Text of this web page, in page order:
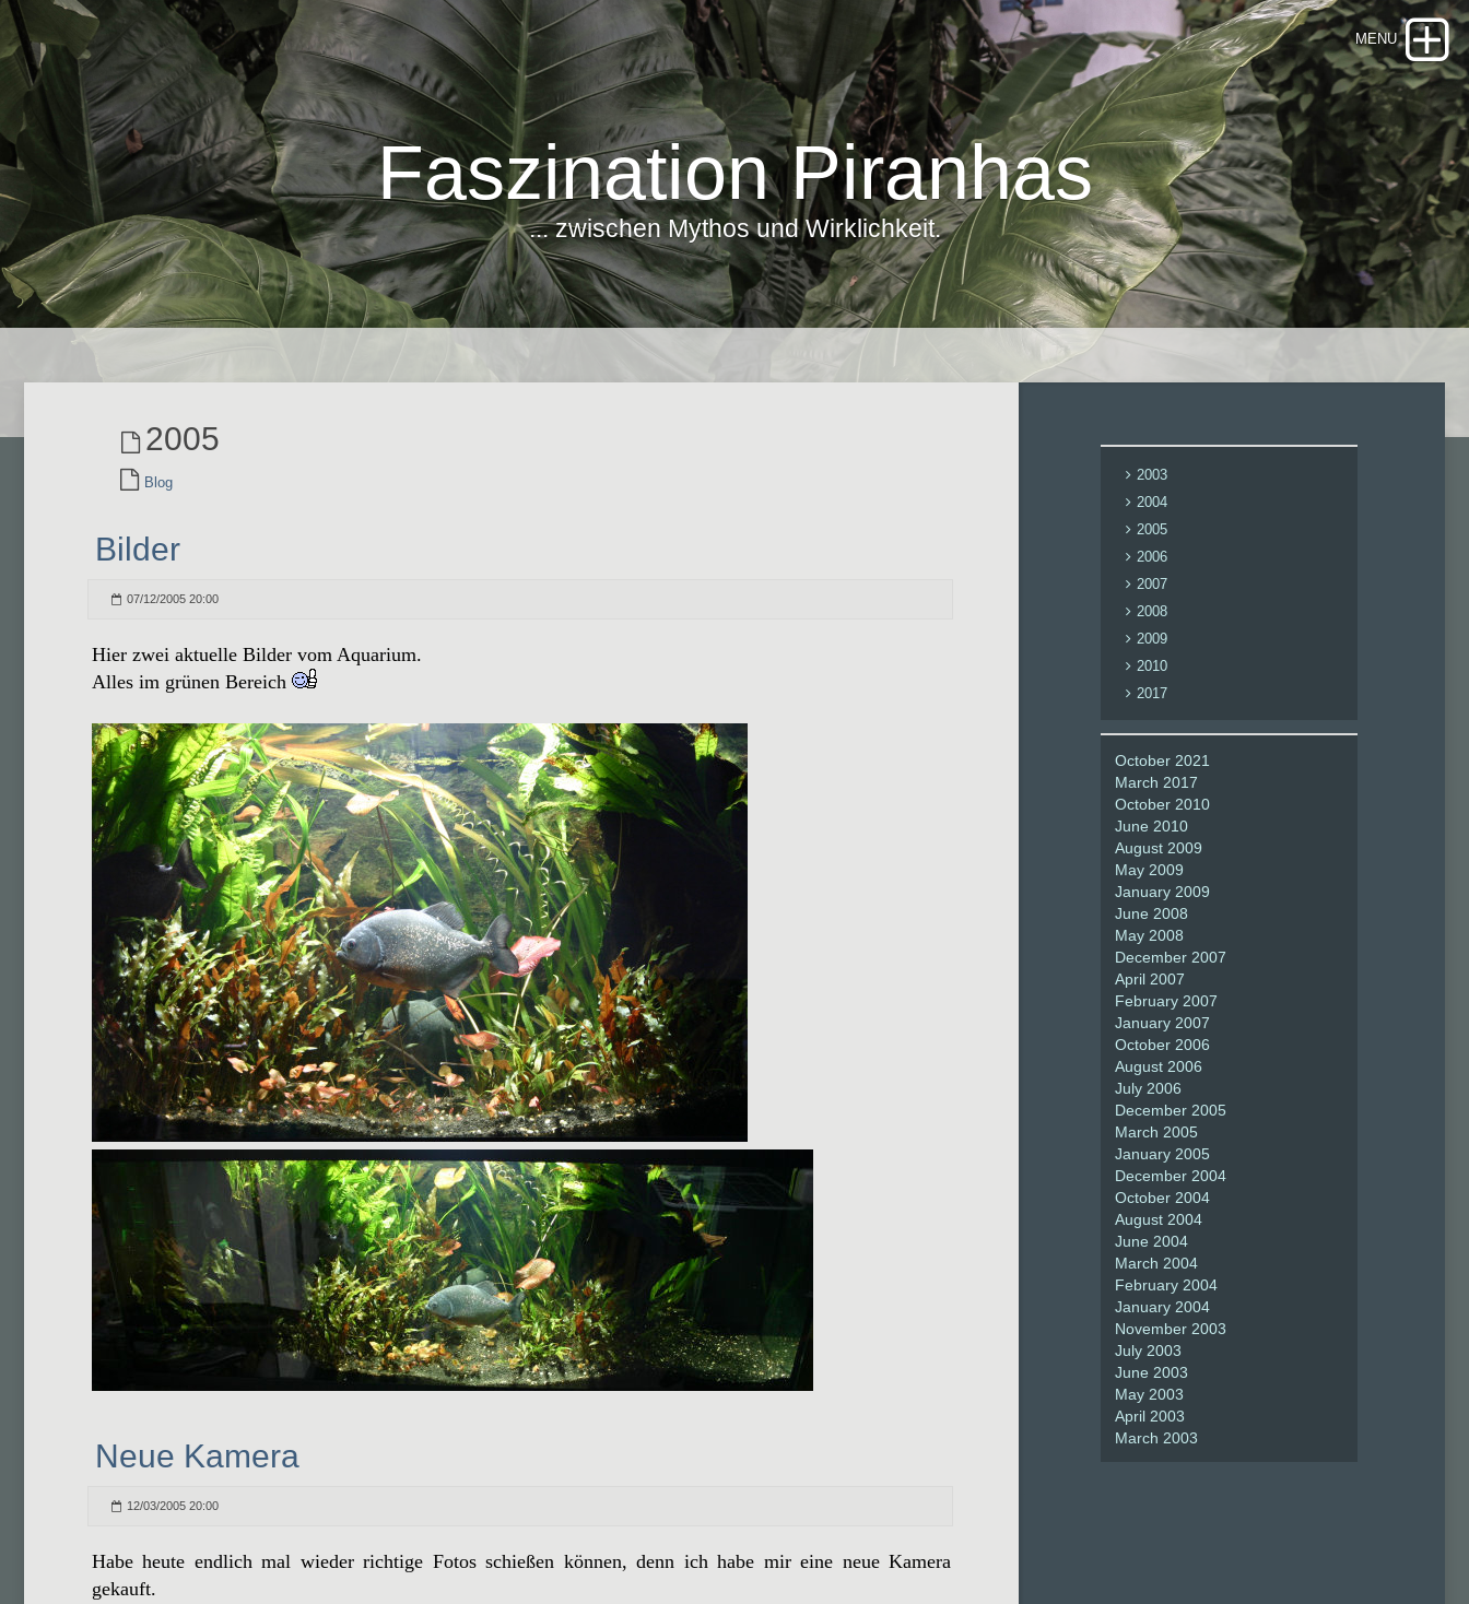
Faszination Piranhas
... zwischen Mythos und Wirklichkeit.
2005
Blog
Bilder
07/12/2005 20:00
Hier zwei aktuelle Bilder vom Aquarium.
Alles im grünen Bereich
Neue Kamera
12/03/2005 20:00
Habe heute endlich mal wieder richtige Fotos schießen können, denn ich habe mir eine neue Kamera
gekauft.
2003
2004
2005
2006
2007
2008
2009
2010
2017
October 2021
March 2017
October 2010
June 2010
August 2009
May 2009
January 2009
June 2008
May 2008
December 2007
April 2007
February 2007
January 2007
October 2006
August 2006
July 2006
December 2005
March 2005
January 2005
December 2004
October 2004
August 2004
June 2004
March 2004
February 2004
January 2004
November 2003
July 2003
June 2003
May 2003
April 2003
March 2003